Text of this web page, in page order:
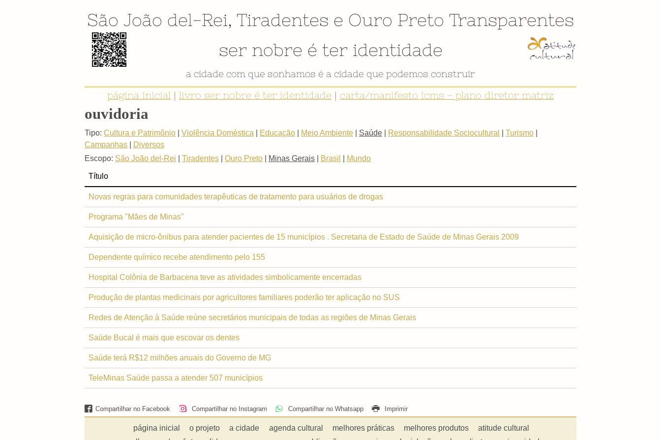
São João del-Rei, Tiradentes e Ouro Preto Transparentes
ser nobre é ter identidade
a cidade com que sonhamos é a cidade que podemos construir
página inicial | livro ser nobre é ter identidade | carta/manifesto icms - plano diretor matriz
ouvidoria
Tipo: Cultura e Patrimônio Violência Doméstica Educação Meio Ambiente Saúde Responsabilidade Sociocultural Turismo
Campanhas
Diversos
Escopo: São João del-Rei Tiradentes Ouro Preto Minas Gerais Brasil Mundo
Título
Novas regras para comunidades terapêuticas de tratamento para usuários de drogas
Programa "Mães de Minas"
Aquisição de micro-ônibus para atender pacientes de 15 municípios . Secretaria de Estado de Saúde de Minas Gerais 2009
Dependente químico recebe atendimento pelo 155
Hospital Colônia de Barbacena teve as atividades simbolicamente encerradas
Produção de plantas medicinais por agricultores familiares poderão ter aplicação no SUS
Redes de Atenção à Saúde reúne secretários municipais de todas as regiões de Minas Gerais
Saúde Bucal é mais que escovar os dentes
Saúde terá R$12 milhões anuais do Governo de MG
TeleMinas Saúde passa a atender 507 municípios
Compartilhar no Facebook Compartilhar no Instagram Compartilhar no Whatsapp Imprimir
página inicial o projeto a cidade agenda cultural melhores práticas melhores produtos
atitude cultural